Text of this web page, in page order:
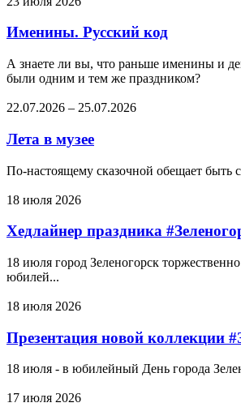
Именины. Русский код
А знаете ли вы, что раньше именины и
были одним и тем же праздником?
22.07.2026 – 25.07.2026
Лета в музее
По-настоящему сказочной обещает быть
18 июля 2026
Хедлайнер праздника
18 июля город Зеленогорск
юбилей...
18 июля 2026
Презентация новой коллекции
18 июля - в юбилейный День города
17 июля 2026